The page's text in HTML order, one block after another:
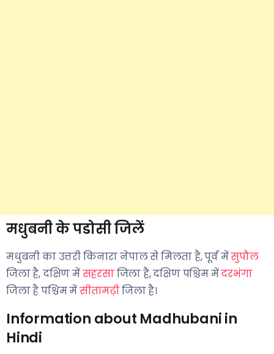
मधुबनी के पडोसी जिलें
मधुबनी का उत्तरी किनारा नेपाल से मिलता है, पूर्व मेंसुपौल
जिला है, दक्षिण मेंसहरसाजिला है, दक्षिण पश्चिम मेंदरभंगा
जिला है पश्चिम मेंसीतामढ़ीजिला है।
Information about Madhubani in
Hindi